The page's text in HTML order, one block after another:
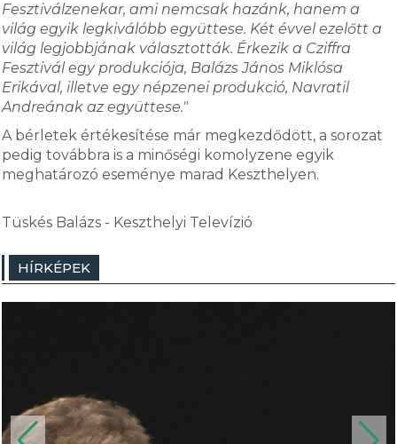
Fesztiválzenekar, ami nemcsak hazánk, hanem a
világ egyik legkiválóbb együttese. Két évvel ezelőtt a
világ legjobbjának választották. Érkezik a Cziffra
Fesztivál egy produkciója, Balázs János Miklósa
Erikával, illetve egy népzenei produkció, Navratil
Andreának az együttese."
A bérletek értékesítése már megkezdődött, a sorozat
pedig továbbra is a minőségi komolyzene egyik
meghatározó eseménye marad Keszthelyen.
Tüskés Balázs - Keszthelyi Televízió
HÍRKÉPEK